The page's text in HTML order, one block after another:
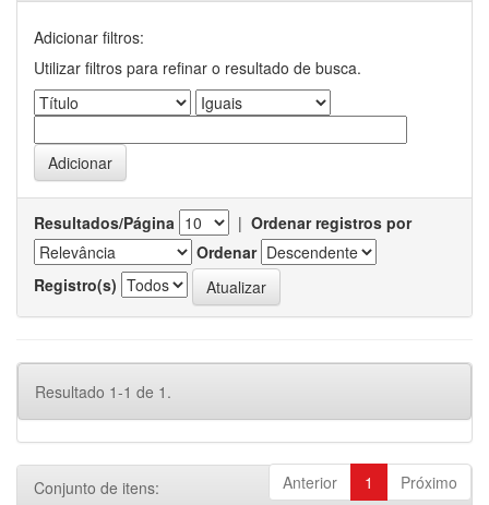
Adicionar filtros:
Utilizar filtros para refinar o resultado de busca.
Resultados/Página | Ordenar registros por
Ordenar
Registro(s)
Resultado 1-1 de 1.
Anterior 1 Próximo
Conjunto de itens: